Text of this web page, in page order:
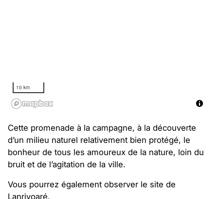
10 km
Cette promenade à la campagne, à la découverte
d’un milieu naturel relativement bien protégé, le
bonheur de tous les amoureux de la nature, loin du
bruit et de l’agitation de la ville.
Vous pourrez également observer le site de
Lanrivoaré.